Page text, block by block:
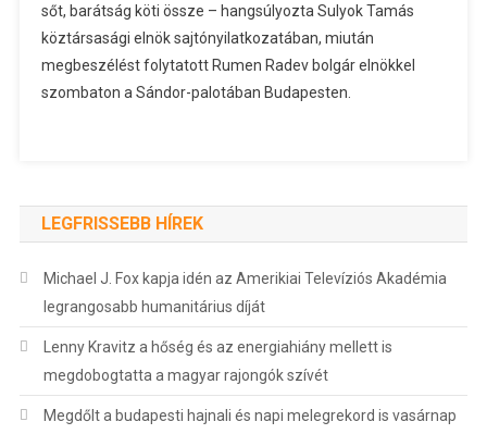
sőt, barátság köti össze – hangsúlyozta Sulyok Tamás
köztársasági elnök sajtónyilatkozatában, miután
megbeszélést folytatott Rumen Radev bolgár elnökkel
szombaton a Sándor-palotában Budapesten.
LEGFRISSEBB HÍREK
Michael J. Fox kapja idén az Amerikiai Televíziós Akadémia
legrangosabb humanitárius díját
Lenny Kravitz a hőség és az energiahiány mellett is
megdobogtatta a magyar rajongók szívét
Megdőlt a budapesti hajnali és napi melegrekord is vasárnap